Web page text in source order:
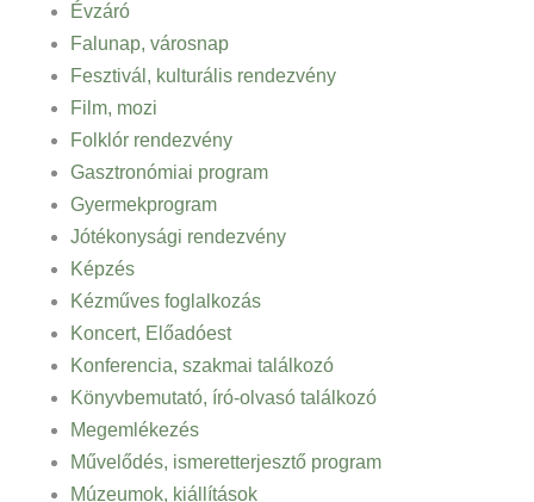
Évzáró
Falunap, városnap
Fesztivál, kulturális rendezvény
Film, mozi
Folklór rendezvény
Gasztronómiai program
Gyermekprogram
Jótékonysági rendezvény
Képzés
Kézműves foglalkozás
Koncert, Előadóest
Konferencia, szakmai találkozó
Könyvbemutató, író-olvasó találkozó
Megemlékezés
Művelődés, ismeretterjesztő program
Múzeumok, kiállítások